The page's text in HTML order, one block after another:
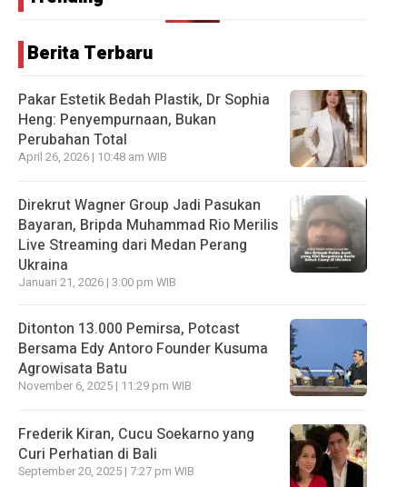
Berita Terbaru
Pakar Estetik Bedah Plastik, Dr Sophia
Heng: Penyempurnaan, Bukan
Perubahan Total
April 26, 2026 | 10:48 am WIB
Direkrut Wagner Group Jadi Pasukan
Bayaran, Bripda Muhammad Rio Merilis
Live Streaming dari Medan Perang
Ukraina
Januari 21, 2026 | 3:00 pm WIB
Ditonton 13.000 Pemirsa, Potcast
Bersama Edy Antoro Founder Kusuma
Agrowisata Batu
November 6, 2025 | 11:29 pm WIB
Frederik Kiran, Cucu Soekarno yang
Curi Perhatian di Bali
September 20, 2025 | 7:27 pm WIB